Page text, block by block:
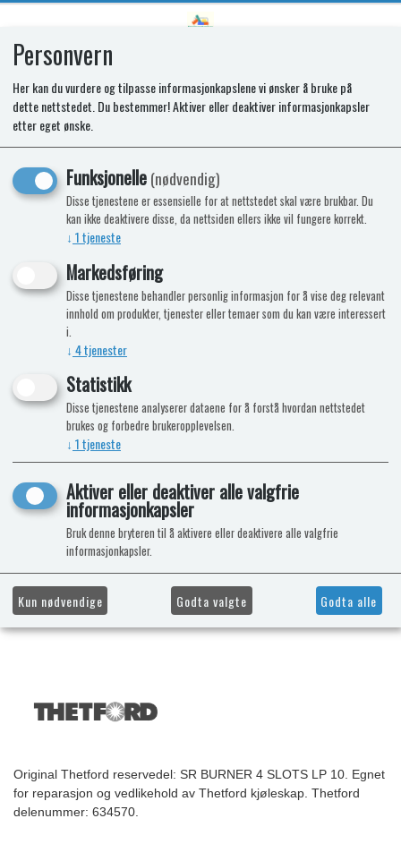
SR BURNER 4 SLOTS LP10
Original Thetford reservedel: SR BURNER 4 SLOTS LP 10. Egnet
for reparasjon og vedlikehold av Thetford kjøleskap. Thetford
delenummer: 634570.
Personvern
Her kan du vurdere og tilpasse informasjonkapslene vi ønsker å bruke på
dette nettstedet. Du bestemmer! Aktiver eller deaktiver informasjonkapsler
etter eget ønske.
Funksjonelle(nødvendig)
Disse tjenestene er essensielle for at nettstedet skal være brukbar. Du
kan ikke deaktivere disse, da nettsiden ellers ikke vil fungere korrekt.
↓ 1tjeneste
Markedsføring
Disse tjenestene behandler personlig informasjon for å vise deg relevant
innhold om produkter, tjenester eller temaer som du kan være interessert
i.
↓ 4tjenester
Statistikk
Disse tjenestene analyserer dataene for å forstå hvordan nettstedet
brukes og forbedre brukeropplevelsen.
↓ 1tjeneste
Aktiver eller deaktiver alle valgfrie
informasjonkapsler
Bruk denne bryteren til å aktivere eller deaktivere alle valgfrie
informasjonkapsler.
Kun nødvendige Godta valgte Godta alle